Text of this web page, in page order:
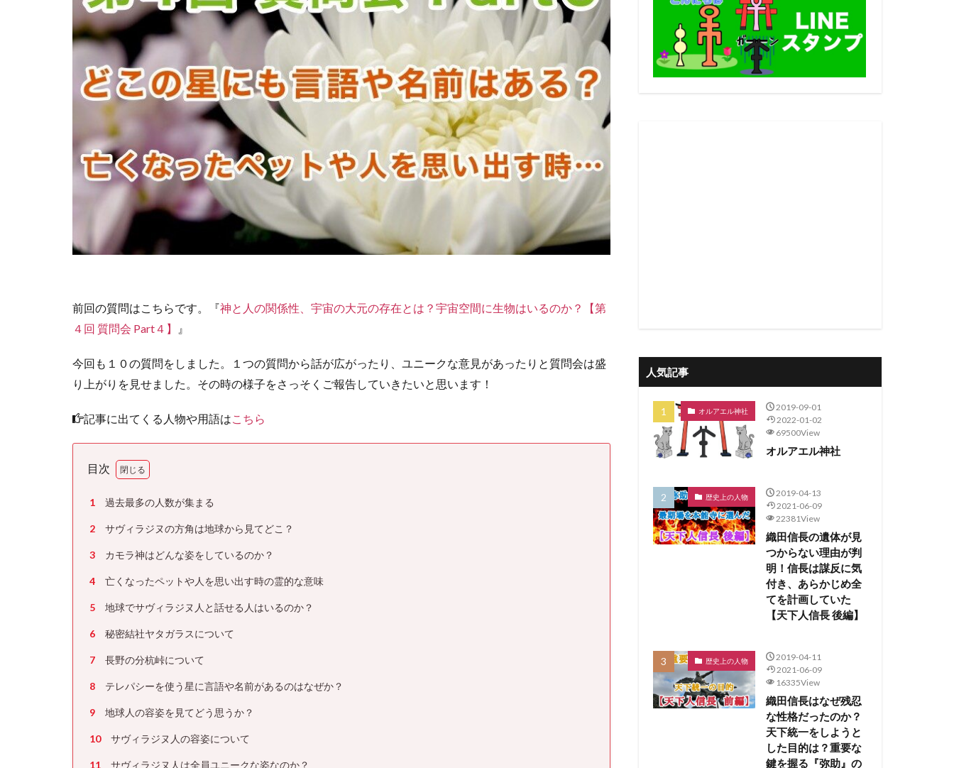
前回の質問はこちらです。『神と人の関係性、宇宙の大元の存在とは？宇宙空間に生物はいるのか？【第
４回 質問会 Part４】
』
今回も１０の質問をしました。１つの質問から話が広がったり、ユニークな意見があったりと質問会は盛
り上がりを見せました。その時の様子をさっそくご報告していきたいと思います！
記事に出てくる人物や用語はこちら
目次
1 過去最多の人数が集まる
2 サヴィラジヌの方角は地球から見てどこ？
3 カモラ神はどんな姿をしているのか？
4 亡くなったペットや人を思い出す時の霊的な意味
5 地球でサヴィラジヌ人と話せる人はいるのか？
6 秘密結社ヤタガラスについて
7 長野の分杭峠について
8 テレパシーを使う星に言語や名前があるのはなぜか？
9 地球人の容姿を見てどう思うか？
10 サヴィラジヌ人の容姿について
11 サヴィラジヌ人は全員ユニークな姿なのか？
人気記事
オルアエル神社
2019-09-01
2022-01-02
69500View
オルアエル神社
歴史上の人物
2019-04-13
2021-06-09
22381View
織田信長の遺体が見
つからない理由が判
明！信長は謀反に気
付き、あらかじめ全
てを計画していた
【天下人信長 後編】
歴史上の人物
2019-04-11
2021-06-09
16335View
織田信長はなぜ残忍
な性格だったのか？
天下統一をしようと
した目的は？重要な
鍵を握る『弥助』の